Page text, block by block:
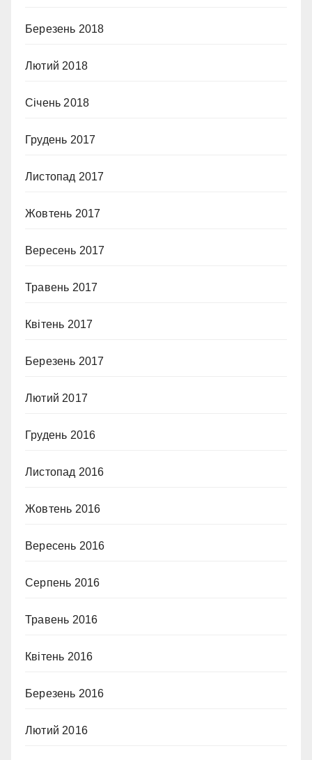
Березень 2018
Лютий 2018
Січень 2018
Грудень 2017
Листопад 2017
Жовтень 2017
Вересень 2017
Травень 2017
Квітень 2017
Березень 2017
Лютий 2017
Грудень 2016
Листопад 2016
Жовтень 2016
Вересень 2016
Серпень 2016
Травень 2016
Квітень 2016
Березень 2016
Лютий 2016